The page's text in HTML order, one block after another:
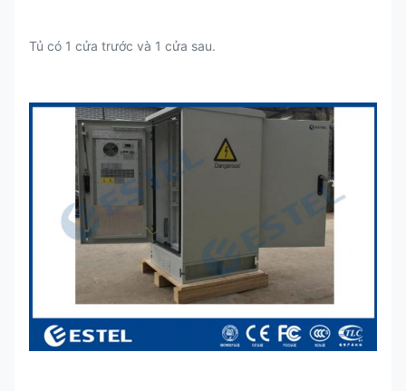
Tủ có 1 cửa trước và 1 cửa sau.